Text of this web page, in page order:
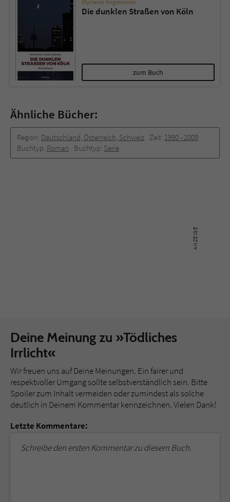
Myriane Angelowski
Die dunklen Straßen von Köln
zum Buch
Ähnliche Bücher:
Region: Deutschland, Österreich, Schweiz Zeit: 1990 -­ 2009
Buchtyp: Roman Buchtyp: Serie
Deine Meinung zu »Tödliches
Irrlicht«
Wir freuen uns auf Deine Meinungen. Ein fairer und
respektvoller Umgang sollte selbstverständlich sein. Bitte
Spoiler zum Inhalt vermeiden oder zumindest als solche
deutlich in Deinem Kommentar kennzeichnen. Vielen Dank!
Letzte Kommentare:
Schreibe den ersten Kommentar zu diesem Buch.